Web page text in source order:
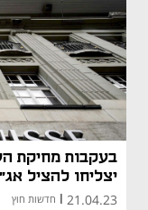
בעקבות מחיקת
יצליחו להציל אג"ח בשווי 17
21.04.23 חדשות חוץ